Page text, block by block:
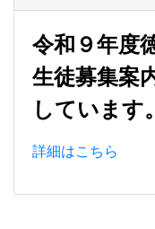
令和９年度
生徒募集案
しています。
詳細はこちら